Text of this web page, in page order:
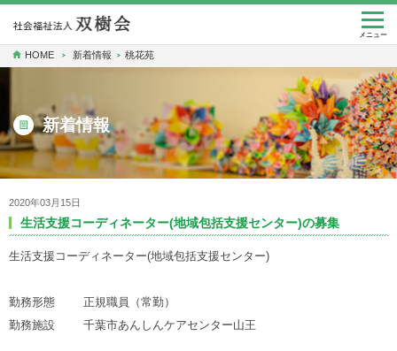
メニュー
HOME 新着情報 桃花苑
新着情報
2020年03月15日
生活支援コーディネーター(地域包括支援センター)の募集
生活支援コーディネーター(地域包括支援センター)
勤務形態 正規職員（常勤）
勤務施設 千葉市あんしんケアセンター山王